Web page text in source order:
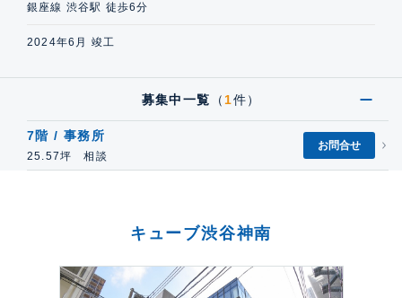
銀座線 渋谷駅 徒歩6分
2024年6月 竣工
募集中一覧 （1件）
7階 / 事務所
25.57坪 相談
お問合せ
キューブ渋谷神南